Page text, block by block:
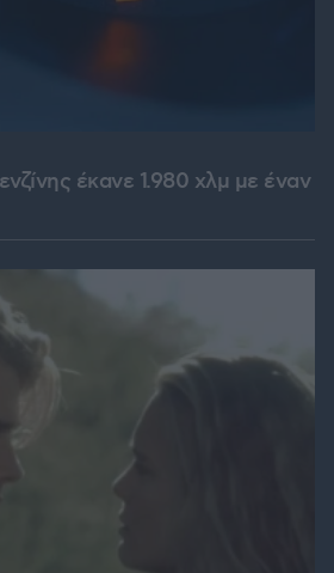
έκανε 1.980 χλμ με έναν